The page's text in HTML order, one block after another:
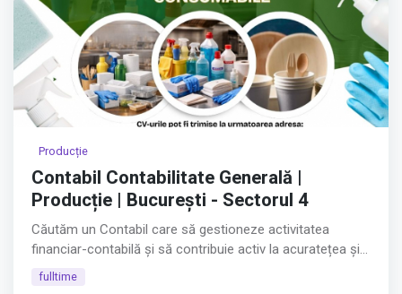
Producție
Contabil Contabilitate Generală |
Producție | București - Sectorul 4
Căutăm un Contabil care să gestioneze activitatea
financiar-contabilă și să contribuie activ la acuratețea și
buna funcționare a proceselor interne.
fulltime